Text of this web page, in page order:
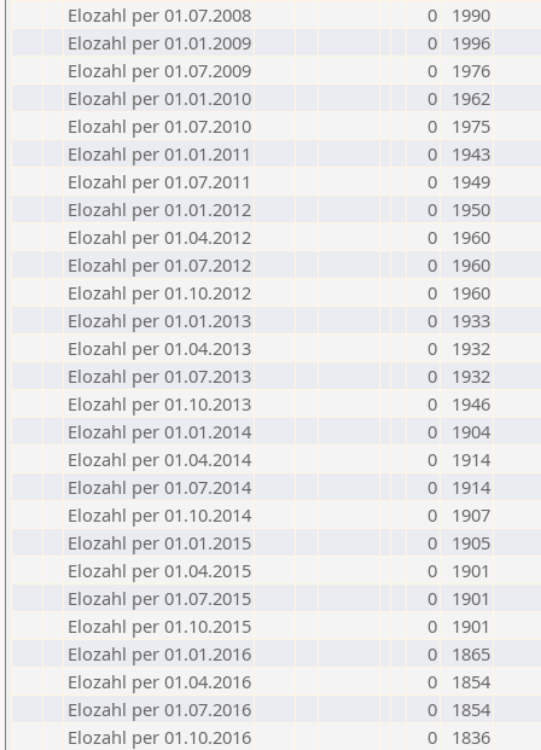
Elozahl per 01.07.2008
0
1990
Elozahl per 01.01.2009
0
1996
Elozahl per 01.07.2009
0
1976
Elozahl per 01.01.2010
0
1962
Elozahl per 01.07.2010
0
1975
Elozahl per 01.01.2011
0
1943
Elozahl per 01.07.2011
0
1949
Elozahl per 01.01.2012
0
1950
Elozahl per 01.04.2012
0
1960
Elozahl per 01.07.2012
0
1960
Elozahl per 01.10.2012
0
1960
Elozahl per 01.01.2013
0
1933
Elozahl per 01.04.2013
0
1932
Elozahl per 01.07.2013
0
1932
Elozahl per 01.10.2013
0
1946
Elozahl per 01.01.2014
0
1904
Elozahl per 01.04.2014
0
1914
Elozahl per 01.07.2014
0
1914
Elozahl per 01.10.2014
0
1907
Elozahl per 01.01.2015
0
1905
Elozahl per 01.04.2015
0
1901
Elozahl per 01.07.2015
0
1901
Elozahl per 01.10.2015
0
1901
Elozahl per 01.01.2016
0
1865
Elozahl per 01.04.2016
0
1854
Elozahl per 01.07.2016
0
1854
Elozahl per 01.10.2016
0
1836